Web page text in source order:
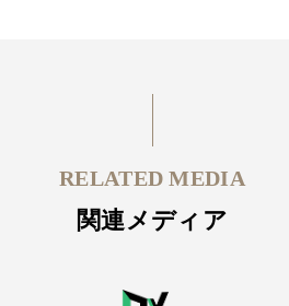
RELATED MEDIA
関連メディア